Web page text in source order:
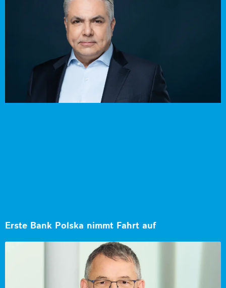
Erste Bank Polska nimmt Fahrt auf